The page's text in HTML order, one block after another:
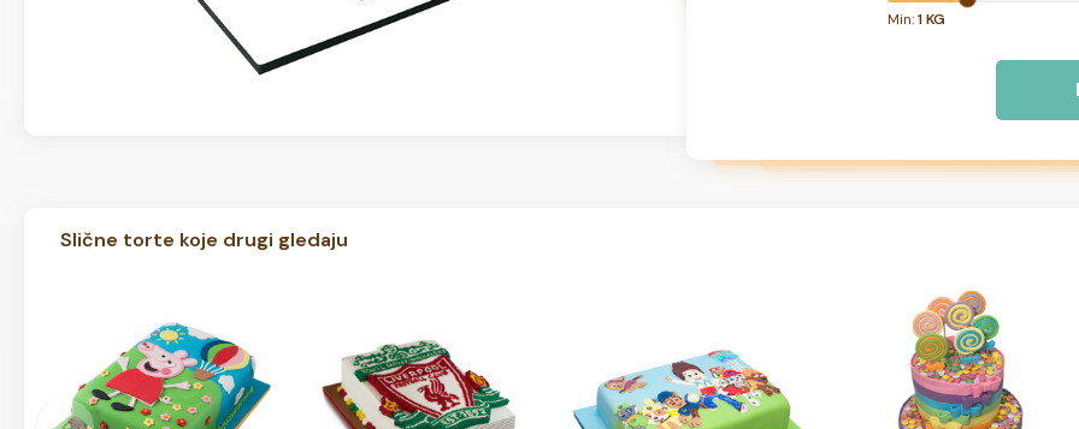
Min:1 KG
Slične torte koje drugi gledaju